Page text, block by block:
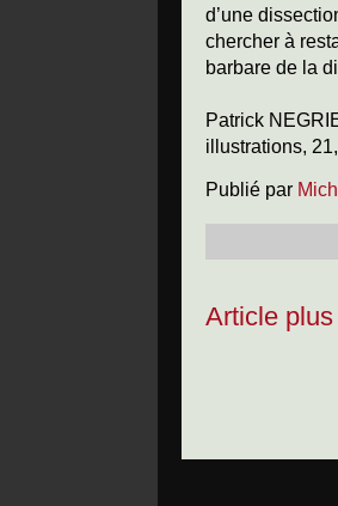
d’une
chercher à
barbare de la
Patrick
illustrations,
Publié par
Article